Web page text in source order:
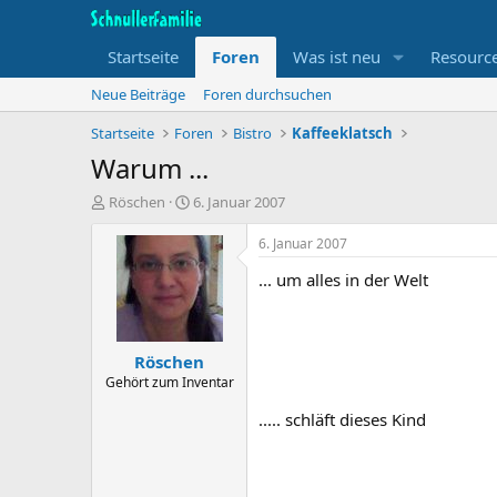
Startseite Foren Was ist neu
Neue Beiträge
Foren durchsuchen
Startseite
Foren Bistro Kaffeeklatsch
Warum ...
T
r
Röschen
B
g
i
n
n
a
t
u
6. Januar 2007
Röschen
Gehört zum Inventar
6. Januar 2007
... um alles in der Welt
..... schläft dieses Kind